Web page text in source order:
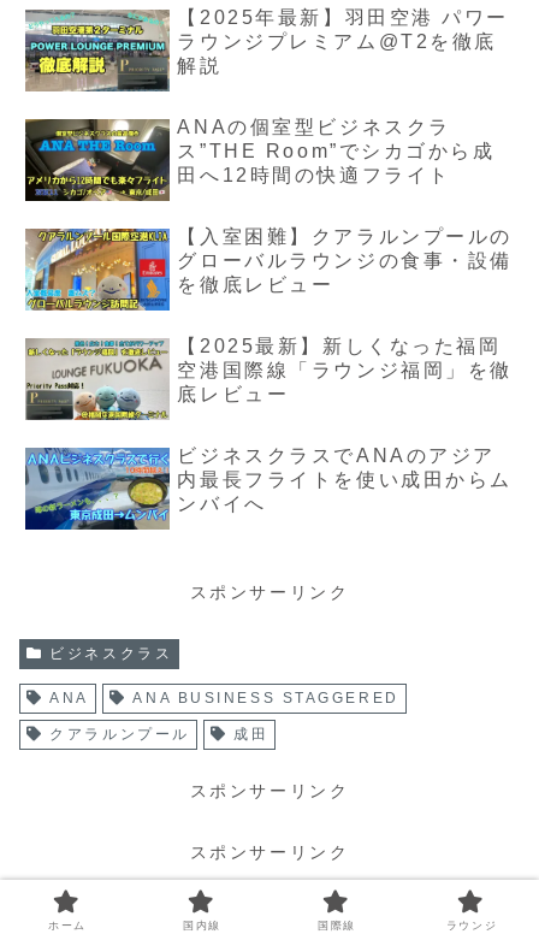
【2025年最新】羽田空港 パワー
ラウンジプレミアム@T2を徹底
解説
ANAの個室型ビジネスクラ
ス”THE Room”でシカゴから成
田へ12時間の快適フライト
【入室困難】クアラルンプールの
グローバルラウンジの食事・設備
を徹底レビュー
【2025最新】新しくなった福岡
空港国際線「ラウンジ福岡」を徹
底レビュー
ビジネスクラスでANAのアジア
内最長フライトを使い成田からム
ンバイへ
スポンサーリンク
ビジネスクラス
ANA ANA BUSINESS STAGGERED
クアラルンプール 成田
スポンサーリンク
スポンサーリンク
ホーム 国内線 国際線 ラウンジ